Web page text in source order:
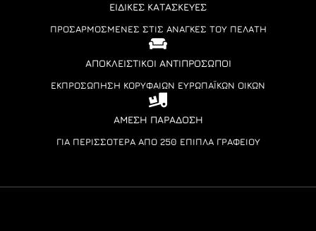
ΕΙΔΙΚΈΣ ΚΑΤΑΣΚΕΥΈΣ
ΠΡΟΣΑΡΜΟΣΜΈΝΕΣ ΣΤΙΣ ΑΝΆΓΚΕΣ ΤΟΥ ΠΕΛΆΤΗ
ΑΠΟΚΛΕΙΣΤΙΚΟΊ ΑΝΤΙΠΡΌΣΩΠΟΙ
ΕΚΠΡΟΣΏΠΗΣΗ ΚΟΡΥΦΑΊΩΝ ΕΥΡΩΠΑΪΚΏΝ ΟΊΚΩΝ
ΆΜΕΣΗ ΠΑΡΆΔΟΣΗ
ΓΙΑ ΠΕΡΙΣΣΌΤΕΡΑ ΑΠΌ 250 ΈΠΙΠΛΑ ΓΡΑΦΕΊΟΥ